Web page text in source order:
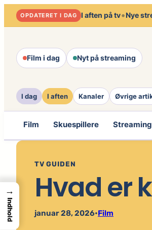
Spring
til
OPDATERET I DAG I aften på tv•Nye
Film i dag Nyt på streaming
I dag I aften Kanaler Øvrige
Film Skuespillere Streaming
TV GUIDEN
Hvad er
januar 28, 2026•Film
→
Indhold